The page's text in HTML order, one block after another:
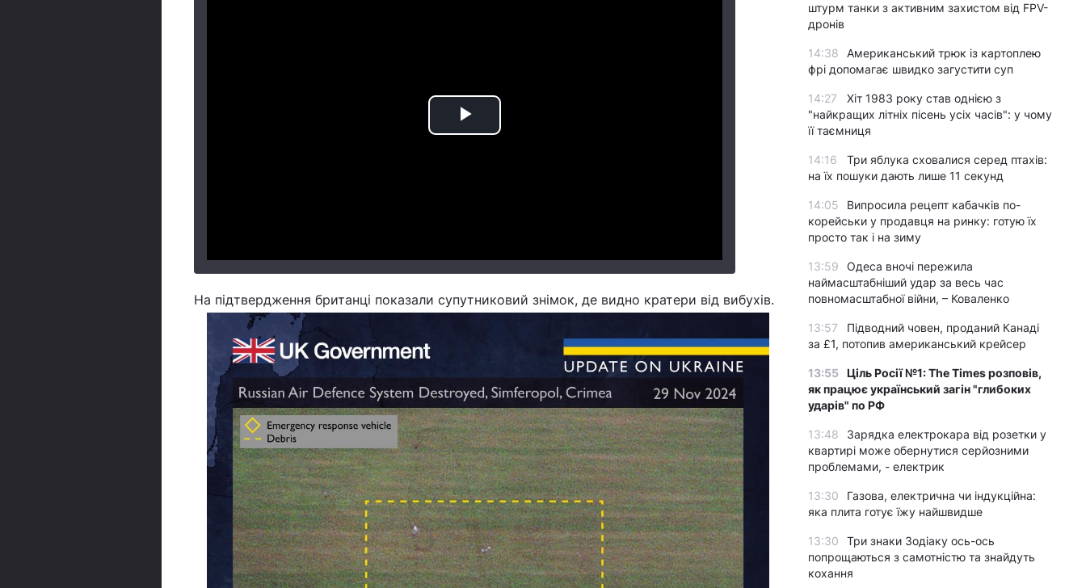
Play
На підтвердження британці показали супутниковий знімок, де видно кратери від вибухів.
штурм танки з активним захистом від FPV-
дронів
14:38
Американський трюк із картоплею
фрі допомагає швидко загустити суп
14:27
Хіт 1983 року став однією з
"найкращих літніх пісень усіх часів": у чому
її таємниця
14:16
Три яблука сховалися серед птахів:
на їх пошуки дають лише 11 секунд
14:05
Випросила рецепт кабачків по-
корейськи у продавця на ринку: готую їх
просто так і на зиму
13:59
Одеса вночі пережила
наймасштабніший удар за весь час
повномасштабної війни, – Коваленко
13:57
Підводний човен, проданий Канаді
за £1, потопив американський крейсер
13:55 Ціль Росії №1: The Times розповів,
як працює український загін "глибоких
ударів" по РФ
13:48
Зарядка електрокара від розетки у
квартирі може обернутися серйозними
проблемами, - електрик
13:30
Газова, електрична чи індукційна:
яка плита готує їжу найшвидше
13:30
Три знаки Зодіаку ось-ось
попрощаються з самотністю та знайдуть
кохання